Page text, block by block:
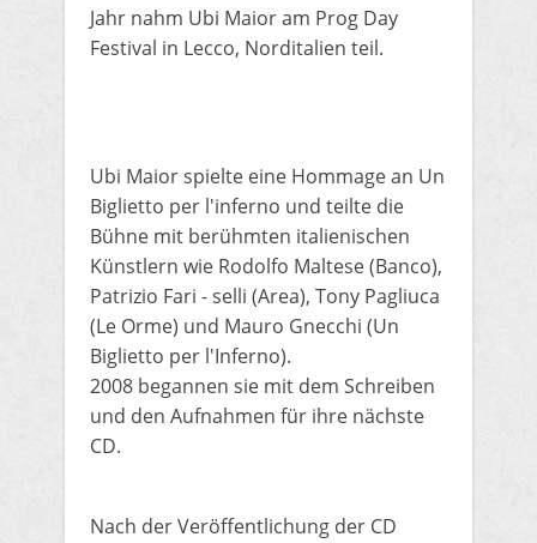
Jahr nahm Ubi Maior am Prog Day
Festival in Lecco, Norditalien teil.
Ubi Maiorspielte eine Hommage an Un
Biglietto per l'inferno und teilte die
Bühne mit berühmten italienischen
Künstlern wie Rodolfo Maltese (Banco),
Patrizio Fari - selli (Area), Tony Pagliuca
(Le Orme) und Mauro Gnecchi (Un
Biglietto per l'Inferno).
2008 begannen sie mit dem Schreiben
und den Aufnahmen für ihre nächste
CD.
Nach der Veröffentlichung der CD